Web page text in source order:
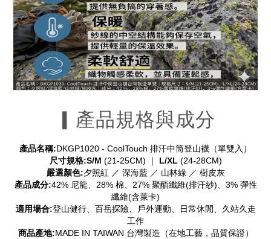
▎產品規格與成分
產品名稱:DKGP1020 - CoolTouch 排汗中筒登山襪（單雙入）
尺寸規格:S/M (21-25CM) ｜ L/XL (24-28CM)
嚴選顏色:夕照紅 ／ 深海藍 ／ 山林綠 ／ 樹皮灰
產品成分:42% 尼龍、28% 棉、27% 聚酯纖維(排汗紗)、3% 彈性
纖維(含萊卡)
適用場合:登山健行、百岳探險、戶外運動、日常休閒、久站久走
工作
商品產地:MADE IN TAIWAN 台灣製造 （在地工藝，品質保證）